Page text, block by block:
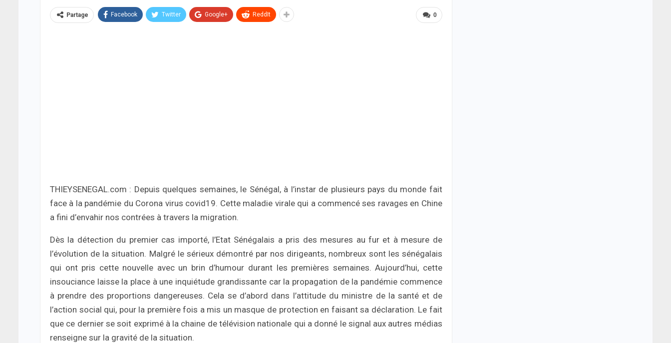
0
Partage Facebook Twitter Google+ ReddIt
THIEYSENEGAL.com : Depuis quelques semaines, le Sénégal, à l’instar de plusieurs pays du monde fait
face à la pandémie du Corona virus covid19. Cette maladie virale qui a commencé ses ravages en Chine
a fini d’envahir nos contrées à travers la migration.
Dès la détection du premier cas importé, l’Etat Sénégalais a pris des mesures au fur et à mesure de
l’évolution de la situation. Malgré le sérieux démontré par nos dirigeants, nombreux sont les sénégalais
qui ont pris cette nouvelle avec un brin d’humour durant les premières semaines. Aujourd’hui, cette
insouciance laisse la place à une inquiétude grandissante car la propagation de la pandémie commence
à prendre des proportions dangereuses. Cela se d’abord dans l’attitude du ministre de la santé et de
l’action social qui, pour la première fois a mis un masque de protection en faisant sa déclaration. Le fait
que ce dernier se soit exprimé à la chaine de télévision nationale qui a donné le signal aux autres médias
renseigne sur la gravité de la situation.